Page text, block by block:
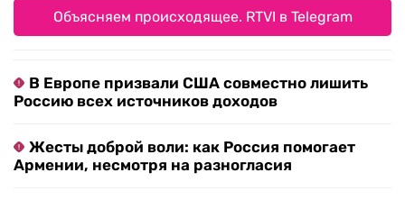
Объясняем происходящее. RTVI в Telegram
В Европе призвали США совместно лишить
Россию всех источников доходов
Жесты доброй воли: как Россия помогает
Армении, несмотря на разногласия